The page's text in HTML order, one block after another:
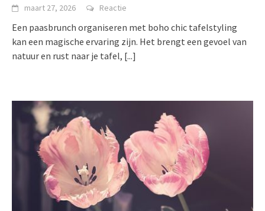
maart 27, 2026 Reactie
Een paasbrunch organiseren met boho chic tafelstyling
kan een magische ervaring zijn. Het brengt een gevoel van
natuur en rust naar je tafel, [...]